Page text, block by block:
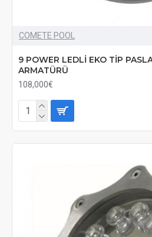
COMETE POOL
9 POWER LEDLİ EKO TİP
ARMATÜRÜ
108,000€